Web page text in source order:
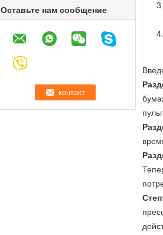
Оставьте нам сообщение